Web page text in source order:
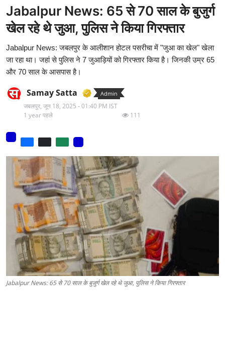
मनोरंजन
वीडियो
लाइफ स्टाइल
नौकरी
टिप्पणी - एक नया लेख
हिन्दी
Jabalpur News: 65 से 70 साल के बुजुर्ग
खेल रहे थे जुआ, पुलिस ने किया गिरफ्तार
Jabalpur News: जबलपुर के आलीशान होटल पसरीचा में "जुआ का खेल" खेला
जा रहा था। जहां से पुलिस ने 7 जुआड़ियों को गिरफ्तार किया है। जिनकी उम्र 65
और 70 साल के आसपास है।
Samay Satta Admin
जबलपुर, जून 18, 2025 - 01:40 PM IST
1 year पहले
111
Jabalpur News: 65 से 70 साल के बुजुर्ग खेल रहे थे जुआ, पुलिस ने किया गिरफ्तार